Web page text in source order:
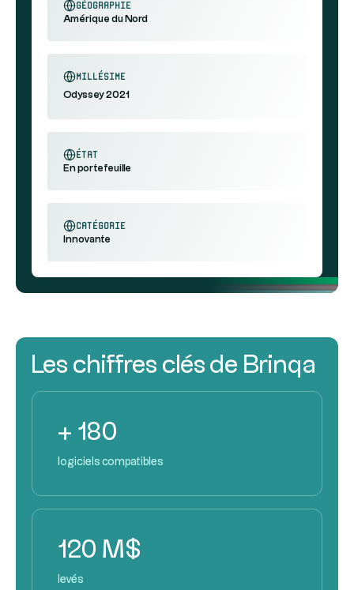
géographie
Amérique du Nord
millésime
Odyssey 2021
état
En portefeuille
catégorie
Innovante
Les chiffres clés de Brinqa
+ 180
logiciels compatibles
120 M$
levés